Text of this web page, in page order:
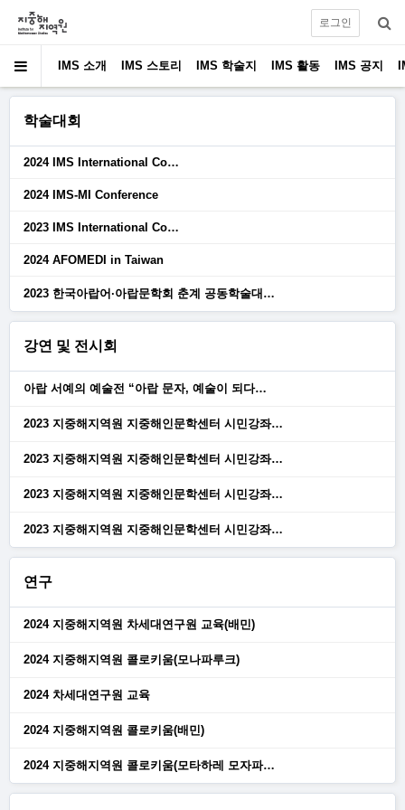
IMS 소개 IMS 스토리 IMS 학술지 IMS 활동 IMS 공지
로그인
학술대회
2024 IMS International Co…
2024 IMS-MI Conference
2023 IMS International Co…
2024 AFOMEDI in Taiwan
2023 한국아랍어·아랍문학회 춘계 공동학술대…
강연 및 전시회
아랍 서예의 예술전 “아랍 문자, 예술이 되다…
2023 지중해지역원 지중해인문학센터 시민강좌…
2023 지중해지역원 지중해인문학센터 시민강좌…
2023 지중해지역원 지중해인문학센터 시민강좌…
2023 지중해지역원 지중해인문학센터 시민강좌…
연구
2024 지중해지역원 차세대연구원 교육(배민)
2024 지중해지역원 콜로키움(모나파루크)
2024 차세대연구원 교육
2024 지중해지역원 콜로키움(배민)
2024 지중해지역원 콜로키움(모타하레 모자파…